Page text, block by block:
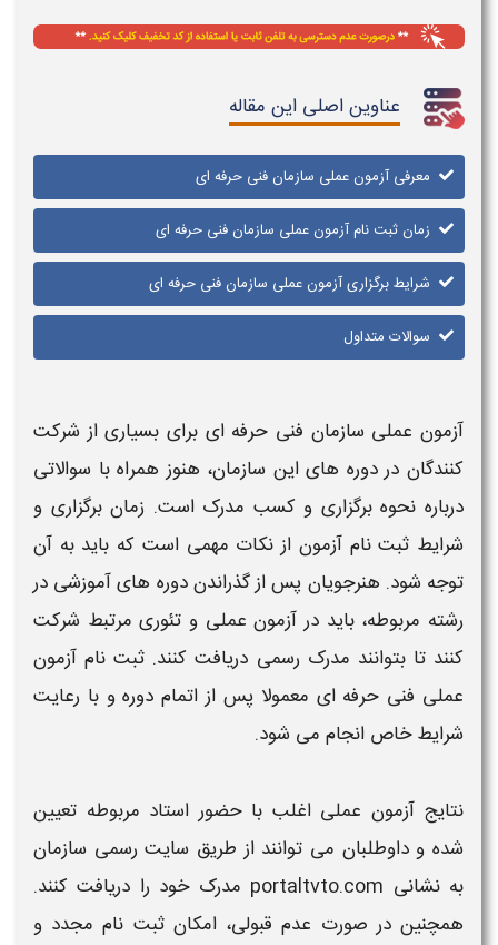
عناوین اصلی این مقاله
معرفی آزمون عملی سازمان فنی حرفه ای
زمان ثبت نام آزمون عملی سازمان فنی حرفه ای
شرایط برگزاری آزمون عملی سازمان فنی حرفه ای
سوالات متداول
آزمون عملی سازمان فنی حرفه ای برای بسیاری از شرکت‌
کنندگان در دوره‌ های این سازمان، هنوز همراه با سوالاتی
درباره نحوه برگزاری و کسب مدرک است. زمان برگزاری و
شرایط ثبت نام آزمون از نکات مهمی است که باید به آن
توجه شود. هنرجویان پس از گذراندن دوره‌ های آموزشی در
رشته مربوطه، باید در آزمون عملی و تئوری مرتبط شرکت
کنند تا بتوانند مدرک رسمی دریافت کنند. ثبت نام آزمون
عملی فنی حرفه ای معمولا پس از اتمام دوره و با رعایت
شرایطخاص انجام می‌ شود.
نتایج آزمون عملی اغلب با حضور استاد مربوطه تعیین
شده و داوطلبان می‌ توانند از طریق سایت رسمی سازمان
به نشانی
مدرک خود را دریافت کنند.
همچنین در صورت عدم قبولی، امکان ثبت نام مجدد و